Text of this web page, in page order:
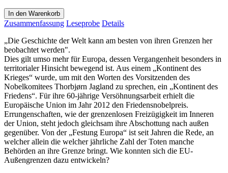
In den Warenkorb
Zusammenfassung Leseprobe Details
„Die Geschichte der Welt kann am besten von ihren Grenzen her
beobachtet werden".
Dies gilt umso mehr für Europa, dessen Vergangenheit besonders in
territorialer Hinsicht bewegend ist. Aus einem „Kontinent des
Krieges“ wurde, um mit den Worten des Vorsitzenden des
Nobelkomitees Thorbjørn Jagland zu sprechen, ein „Kontinent des
Friedens“. Für ihre 60-jährige Versöhnungsarbeit erhielt die
Europäische Union im Jahr 2012 den Friedensnobelpreis.
Errungenschaften, wie der grenzenlosen Freizügigkeit im Inneren
der Union, steht jedoch gleichsam ihre Abschottung nach außen
gegenüber. Von der „Festung Europa“ ist seit Jahren die Rede, an
welcher allein die welcher jährliche Zahl der Toten manche
Behörden an ihre Grenze bringt. Wie konnten sich die EU-
Außengrenzen dazu entwickeln?